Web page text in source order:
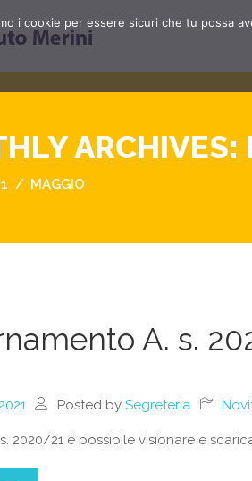
ARCHIVES:
MAGGIO
A. s.
Posted by Segreteria
2020/21 è possibile visionare e
i cookie per essere sicuri che tu possa